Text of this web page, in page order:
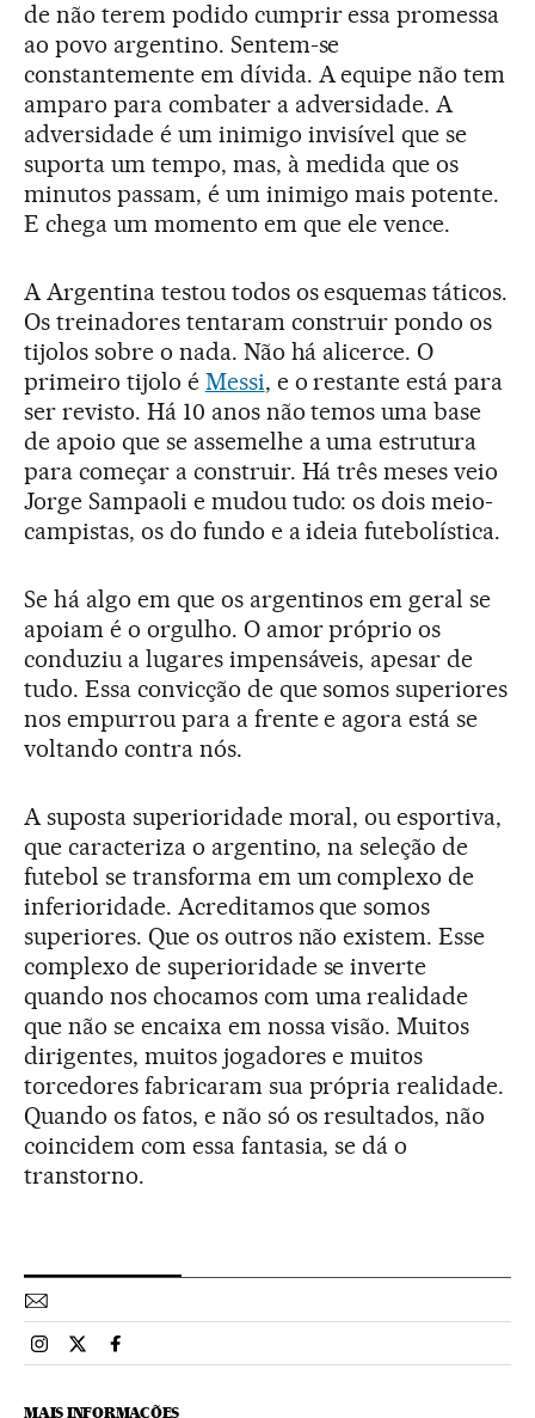
de não terem podido cumprir essa promessa
ao povo argentino. Sentem-se
constantemente em dívida. A equipe não tem
amparo para combater a adversidade. A
adversidade é um inimigo invisível que se
suporta um tempo, mas, à medida que os
minutos passam, é um inimigo mais potente.
E chega um momento em que ele vence.
A Argentina testou todos os esquemas táticos.
Os treinadores tentaram construir pondo os
tijolos sobre o nada. Não há alicerce. O
primeiro tijolo é Messi, e o restante está para
ser revisto. Há 10 anos não temos uma base
de apoio que se assemelhe a uma estrutura
para começar a construir. Há três meses veio
Jorge Sampaoli e mudou tudo: os dois meio-
campistas, os do fundo e a ideia futebolística.
Se há algo em que os argentinos em geral se
apoiam é o orgulho. O amor próprio os
conduziu a lugares impensáveis, apesar de
tudo. Essa convicção de que somos superiores
nos empurrou para a frente e agora está se
voltando contra nós.
A suposta superioridade moral, ou esportiva,
que caracteriza o argentino, na seleção de
futebol se transforma em um complexo de
inferioridade. Acreditamos que somos
superiores. Que os outros não existem. Esse
complexo de superioridade se inverte
quando nos chocamos com uma realidade
que não se encaixa em nossa visão. Muitos
dirigentes, muitos jogadores e muitos
torcedores fabricaram sua própria realidade.
Quando os fatos, e não só os resultados, não
coincidem com essa fantasia, se dá o
transtorno.
Esportes El País Brasil en Instagram
Esportes El País Brasil en Twitter
Esportes El País Brasil en Facebook
MAIS INFORMAÇÕES